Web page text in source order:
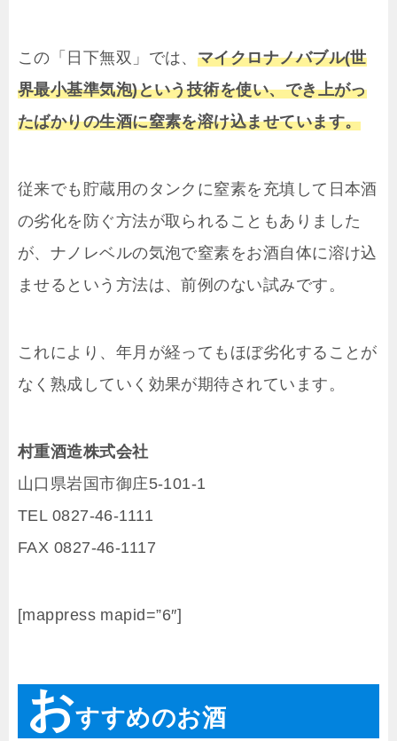
この「日下無双」では、 マイクロナノバブル(世
界最小基準気泡)という技術を使い、でき上がっ
たばかりの生酒に窒素を溶け込ませています。
従来でも貯蔵用のタンクに窒素を充填して日本酒
の劣化を防ぐ方法が取られることもありました
が、ナノレベルの気泡で窒素をお酒自体に溶け込
ませるという方法は、前例のない試みです。
これにより、年月が経ってもほぼ劣化することが
なく熟成していく効果が期待されています。
村重酒造株式会社
山口県岩国市御庄5-101-1
TEL 0827-46-1111
FAX 0827-46-1117
[mappress mapid=”6″]
おすすめのお酒